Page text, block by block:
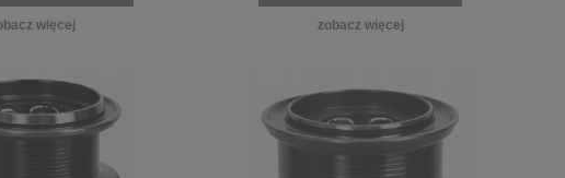
więcej zobacz więcej